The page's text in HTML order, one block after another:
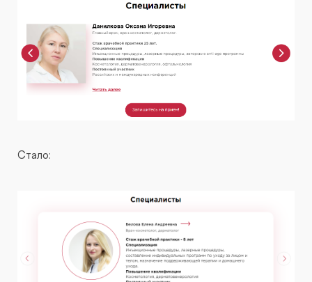
Стало: